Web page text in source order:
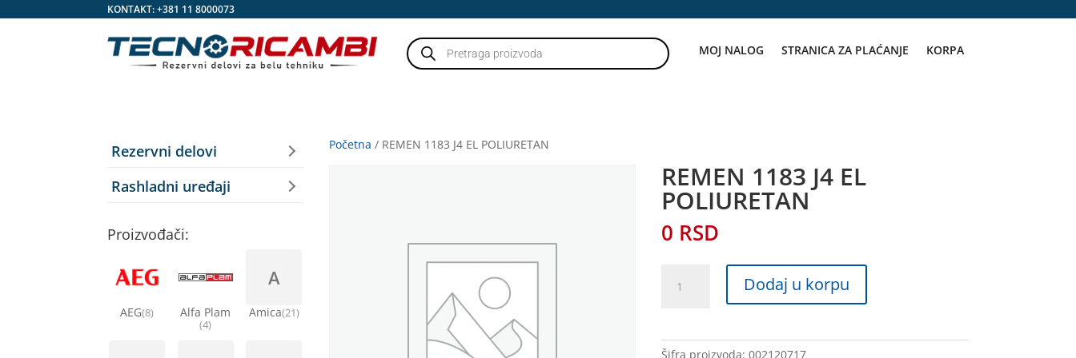
KONTAKT:+381 11 8000073
Products
search MOJ NALOG STRANICA ZA PLAĆANJE KORPA
Početna / REMEN 1183 J4 EL POLIURETAN
REMEN 1183 J4 EL
POLIURETAN
0 RSD
1183
POLIURETAN
Dodaj u korpu
Šifra proizvoda:002120717
Rezervni delovi
Rashladni uređaji
Proizvođači:
AEG(8) Alfa Plam
(4)
A
Amica(21)